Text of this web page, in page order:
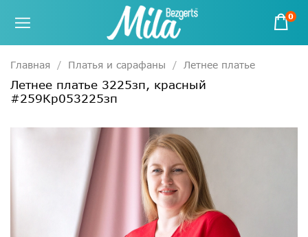
0
Главная Платья и сарафаны Летнее платье
Летнее платье 3225зп, красный
#259Кр053225зп